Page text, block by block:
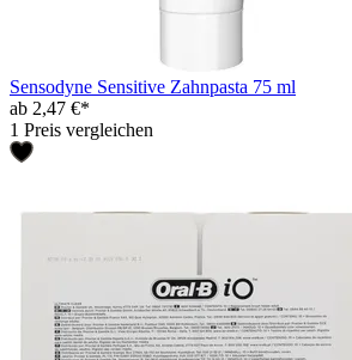
Sensodyne Sensitive Zahnpasta 75 ml
ab 2,47 €*
1 Preis vergleichen